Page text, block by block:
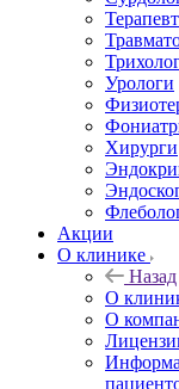
Урологи
Хирурги
Акции
О клинике
Назад
О
О